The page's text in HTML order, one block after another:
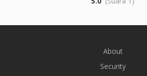
About
Security